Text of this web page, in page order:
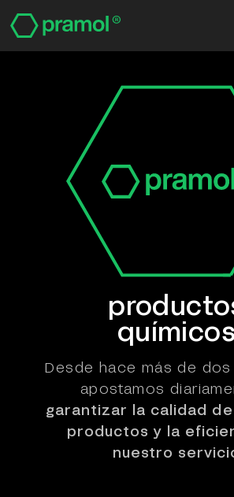
químicos
Desde hace más de
apostamos
garantizar la calidad
productos y la
nuestro